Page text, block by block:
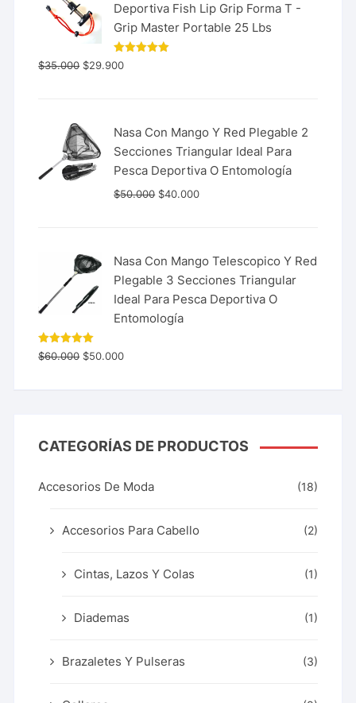
Deportiva Fish Lip Grip Forma T -
Grip Master Portable 25 Lbs
Valorado
con
$35.000 $29.900
Nasa Con Mango Y Red Plegable 2
Secciones Triangular Ideal Para
Pesca Deportiva O Entomología
$50.000 $40.000
Nasa Con Mango Telescopico Y Red
Plegable 3 Secciones Triangular
Ideal Para Pesca Deportiva O
Entomología
Valorado
con 5.00
$60.000 $50.000
CATEGORÍAS DE PRODUCTOS
Accesorios De Moda (18)
Accesorios Para Cabello (2)
Cintas, Lazos Y Colas (1)
Diademas (1)
Brazaletes Y Pulseras (3)